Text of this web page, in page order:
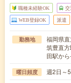
職種未経験OK 交
WEB登録OK 派遣
勤務地
福岡県
筑豊直
田駅か
曜日頻度 週2日～